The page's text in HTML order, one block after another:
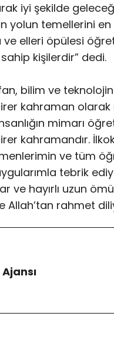
iyi şekilde
yolun temellerini
elleri öpülesi
kişilerdir” dedi.
bilim ve
kahraman olarak
mimarı
kahramandır.
ve tüm
tebrik
ve hayırlı uzun
Allah’tan rahmet